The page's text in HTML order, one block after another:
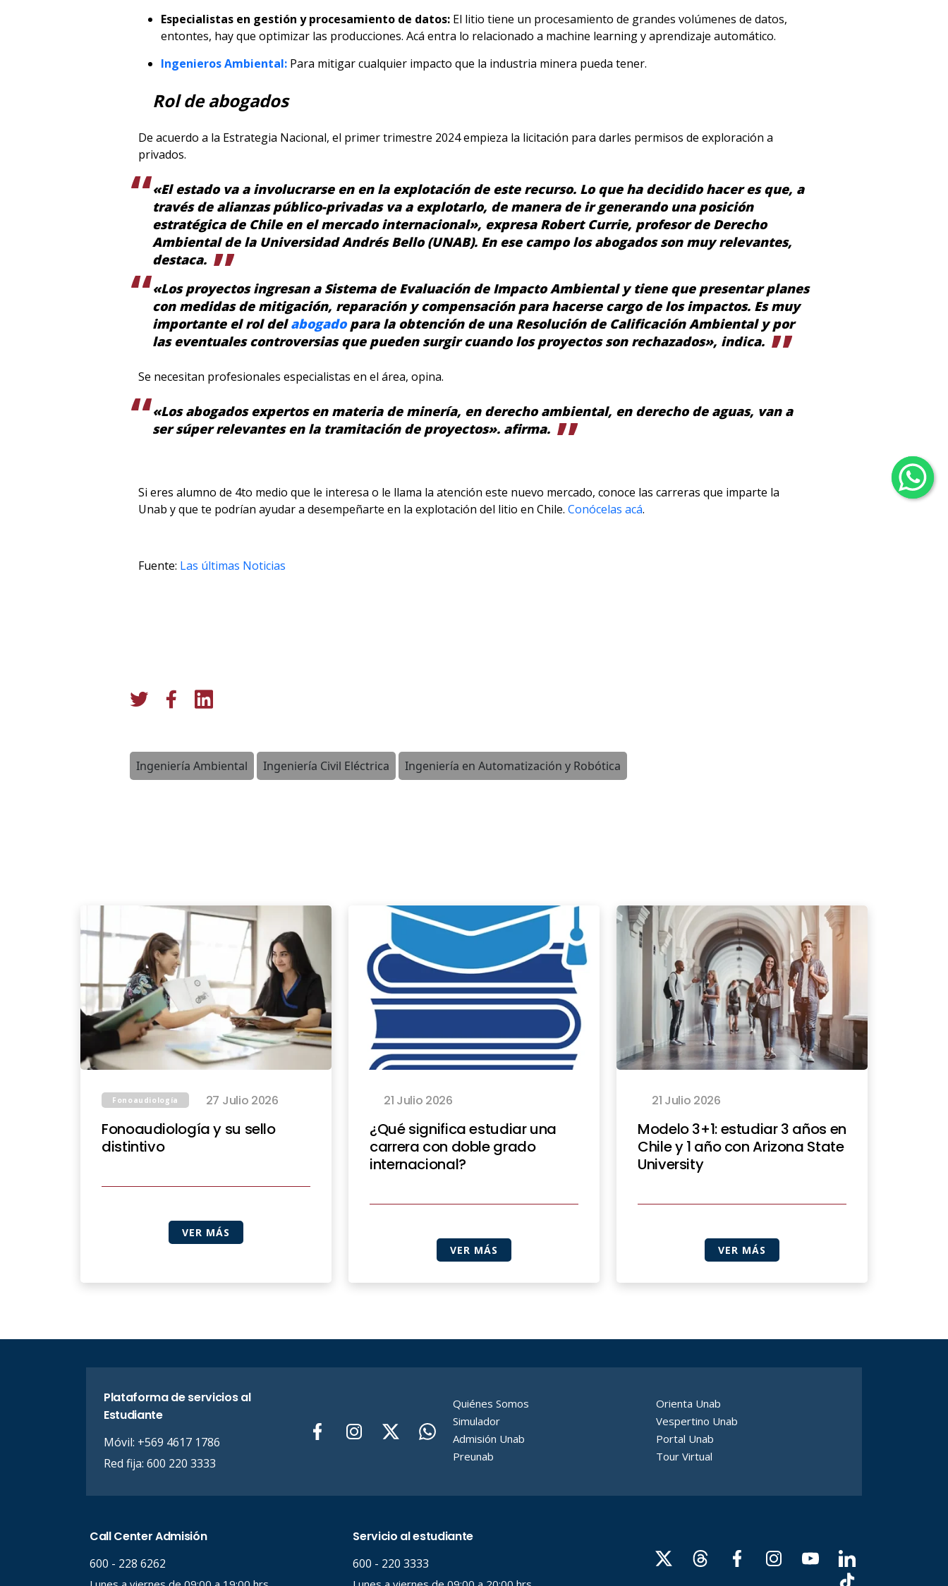
Especialistas en gestión y procesamiento de datos: El litio tiene un procesamiento de grandes volúmenes de datos,
entontes, hay que optimizar las producciones. Acá entra lo relacionado a machine learning y aprendizaje automático.
Ingenieros Ambiental: Para mitigar cualquier impacto que la industria minera pueda tener.
Rol de abogados
De acuerdo a la Estrategia Nacional, el primer trimestre 2024 empieza la licitación para darles permisos de exploración a
privados.
«El estado va a involucrarse en en la explotación de este recurso. Lo que ha decidido hacer es que, a
través de alianzas público-privadas va a explotarlo, de manera de ir generando una posición
estratégica de Chile en el mercado internacional», expresa Robert Currie, profesor de Derecho
Ambiental de la Universidad Andrés Bello (UNAB). En ese campo los abogados son muy relevantes,
destaca.
«Los proyectos ingresan a Sistema de Evaluación de Impacto Ambiental y tiene que presentar planes
con medidas de mitigación, reparación y compensación para hacerse cargo de los impactos. Es muy
importante el rol delabogadopara la obtención de una Resolución de Calificación Ambiental y por
las eventuales controversias que pueden surgir cuando los proyectos son rechazados», indica.
Se necesitan profesionales especialistas en el área, opina.
«Los abogados expertos en materia de minería, en derecho ambiental, en derecho de aguas, van a
ser súper relevantes en la tramitación de proyectos». afirma.
Si eres alumno de 4to medio que le interesa o le llama la atención este nuevo mercado, conoce las carreras que imparte la
Unab y que te podrían ayudar a desempeñarte en la explotación del litio en Chile. Conócelas acá.
Fuente: Las últimas Noticias
Ingeniería Ambiental Ingeniería Civil Eléctrica Ingeniería en Automatización y Robótica
Fonoaudiología 27 Julio 2026
Fonoaudiología y su sello
distintivo
VER MÁS
21 Julio 2026
¿Qué significa estudiar una
carrera con doble grado
internacional?
VER MÁS
21 Julio 2026
Modelo 3+1: estudiar 3 años en
Chile y 1 año con Arizona State
University
VER MÁS